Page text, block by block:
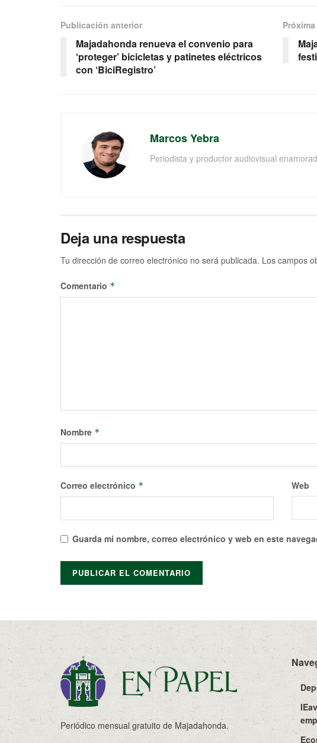
Publicación anterior
Majadahonda renueva el convenio para
‘proteger’ bicicletas y patinetes eléctricos
con ‘BiciRegistro’
Marcos Yebra
Periodista y productor audiovisual
Deja una respuesta
Tu dirección de correo electrónico no será publicada. Los campos
Comentario *
Nombre *
Correo electrónico * Web
Guarda mi nombre, correo electrónico y web en este
Periódico mensual gratuito de Majadahonda.